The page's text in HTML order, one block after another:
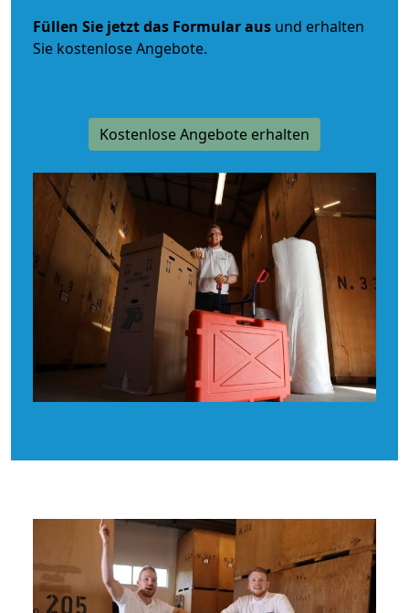
Füllen Sie jetzt das Formular aus und erhalten
Sie kostenlose Angebote.
Kostenlose Angebote erhalten